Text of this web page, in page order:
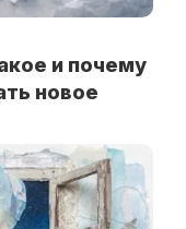
и почему
новое